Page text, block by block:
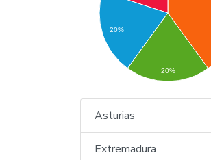
20%
20%
Asturias
Extremadura